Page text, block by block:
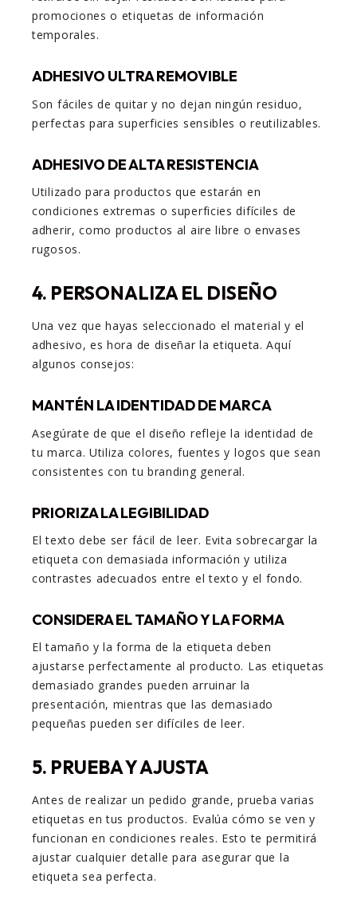
promociones o etiquetas de información
temporales.
ADHESIVO ULTRA REMOVIBLE
Son fáciles de quitar y no dejan ningún residuo,
perfectas para superficies sensibles o reutilizables.
ADHESIVO DE ALTA RESISTENCIA
Utilizado para productos que estarán en
condiciones extremas o superficies difíciles de
adherir, como productos al aire libre o envases
rugosos.
4. PERSONALIZA EL DISEÑO
Una vez que hayas seleccionado el material y el
adhesivo, es hora de diseñar la etiqueta. Aquí
algunos consejos:
MANTÉN LA IDENTIDAD DE MARCA
Asegúrate de que el diseño refleje la identidad de
tu marca. Utiliza colores, fuentes y logos que sean
consistentes con tu branding general.
PRIORIZA LA LEGIBILIDAD
El texto debe ser fácil de leer. Evita sobrecargar la
etiqueta con demasiada información y utiliza
contrastes adecuados entre el texto y el fondo.
CONSIDERA EL TAMAÑO Y LA FORMA
El tamaño y la forma de la etiqueta deben
ajustarse perfectamente al producto. Las etiquetas
demasiado grandes pueden arruinar la
presentación, mientras que las demasiado
pequeñas pueden ser difíciles de leer.
5. PRUEBA Y AJUSTA
Antes de realizar un pedido grande, prueba varias
etiquetas en tus productos. Evalúa cómo se ven y
funcionan en condiciones reales. Esto te permitirá
ajustar cualquier detalle para asegurar que la
etiqueta sea perfecta.